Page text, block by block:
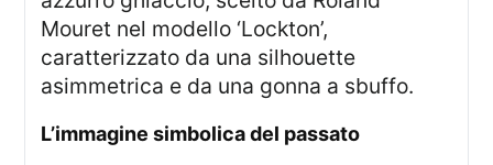
Mouret nel modello ‘Lockton’,
caratterizzato da una silhouette
asimmetrica e da una gonna a sbuffo.
l’immagine simbolica del passato